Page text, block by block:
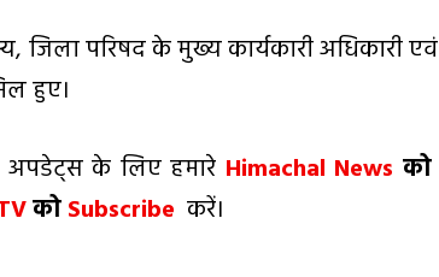
जिला परिषद के मुख्य कार्यकारी अधिकारी एवं
हुए।
अपडेट्स के लिए हमारे Himachal News को
कोSubscribe करें।